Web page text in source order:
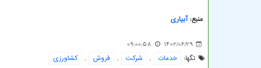
منبع:آبیاری
1402/06/29
09:00:58
تگها:
خدمات , شركت , فروش ,
كشاورزی